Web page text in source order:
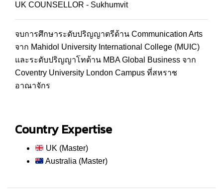
UK COUNSELLOR - Sukhumvit
จบการศึกษาระดับปริญญาตรีด้าน Communication Arts
จาก Mahidol University International College (MUIC)
และระดับปริญญาโทด้าน MBA Global Business จาก
Coventry University London Campus ที่สหราช
อาณาจักร
Country Expertise
UK (Master)
Australia (Master)